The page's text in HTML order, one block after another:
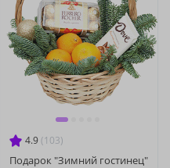
4.9 (103)
Подарок "Зимний гостинец"